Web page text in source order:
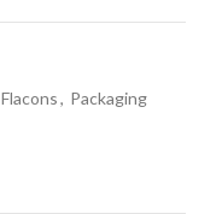
Flacons, Packaging